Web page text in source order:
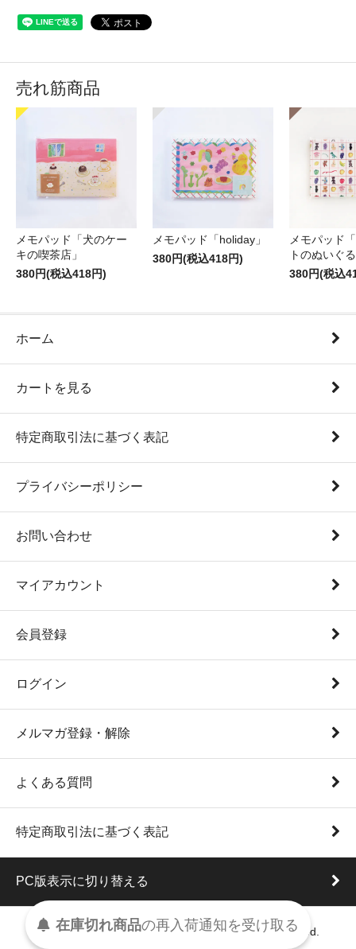
売れ筋商品
メモパッド「犬のケー
キの喫茶店」
380円(税込418円)
メモパッド「holiday」
380円(税込418円)
メモパッド
トのぬいぐ
380円(税込
ホーム
カートを見る
特定商取引法に基づく表記
プライバシーポリシー
お問い合わせ
マイアカウント
会員登録
ログイン
メルマガ登録・解除
よくある質問
特定商取引法に基づく表記
PC版表示に切り替える
Copyright (C) 2008 Papermessage. All Rights Reserved.
在庫切れ商品の再入荷通知を受け取る